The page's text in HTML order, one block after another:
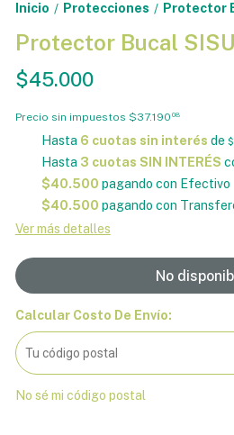
Inicio / Protecciones / Protector
Protector Bucal
$45.000
Precio sin impuestos $37.190 08
Hasta 6 cuotas sin interés de
Hasta 3 cuotas SIN INTERÉS
$40.500 pagando con Efectivo
$40.500 pagando con
Ver más detalles
No
Calcular Costo De Envío:
No sé mi código postal